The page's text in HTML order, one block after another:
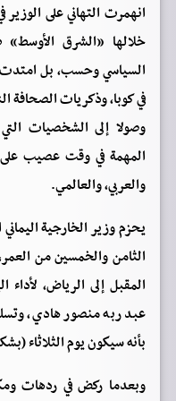
خلالها «الشرق
السياسي وحسب، بل امتدت
في كوبا، وذكريات الصحافة
وصولا إلى الشخصيات
المهمة في وقت عصيب على
والعربي، والعالمي.
يحزم وزير الخارجية
الثامن والخمسين من
المقبل إلى الرياض، لأداء
عبد ربه منصور هادي،
بأنه سيكون يوم الثلاثاء
وبعدما ركض في ردهات